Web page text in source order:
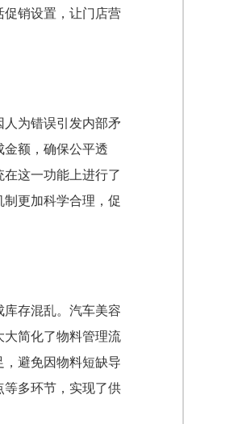
销设置，让门店营
为错误引发内部矛
额，确保公平透
这一功能上进行了
更加科学合理，促
存混乱。汽车美容
简化了物料管理流
避免因物料短缺导
多环节，实现了供